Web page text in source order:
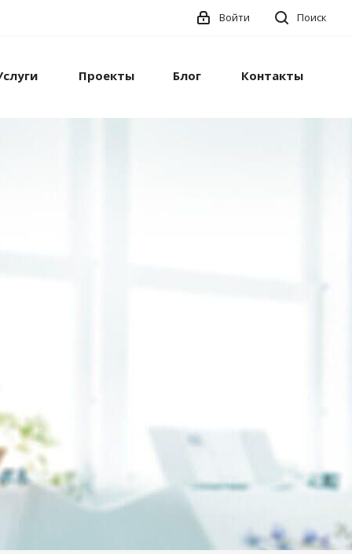
Поиск
Войти
Проекты Блог Контакты